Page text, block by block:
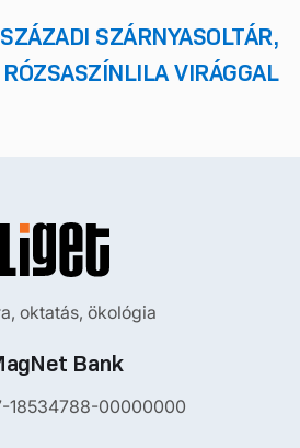
SZÁRNYASOLTÁR,
VIRÁGGAL
oktatás, ökológia
Bank
18534788-00000000